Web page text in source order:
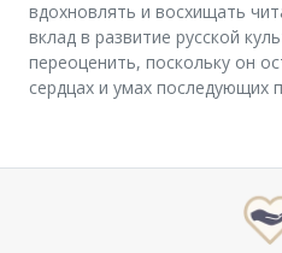
вдохновлять и восхищать
вклад в развитие русской
переоценить, поскольку он
сердцах и умах последующих